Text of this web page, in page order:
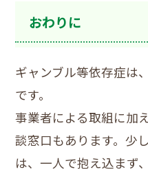
おわりに
ギャンブル等依存症は
です。
事業者による取組に加
談窓口もあります。少
は、一人で抱え込まず